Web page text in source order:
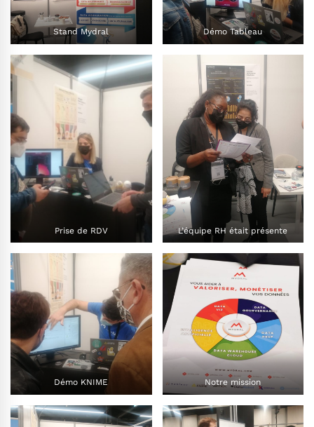
Stand Mydral Démo Tableau
Prise de RDV L’équipe RH était présente
Démo KNIME Notre mission